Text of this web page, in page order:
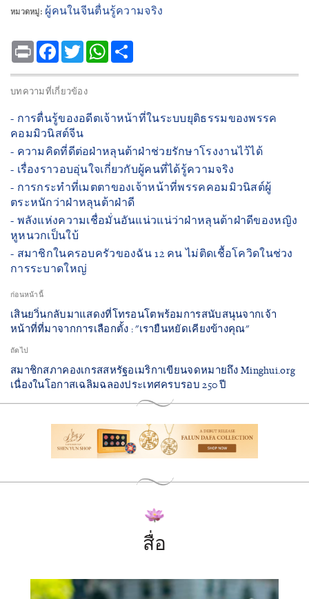
หมวดหมู่: ผู้คนในจีนตื่นรู้ความจริง
Print Facebook
TwitterWhatsApp
บทความที่เกี่ยวข้อง
- การตื่นรู้ของอดีตเจ้าหน้าที่ในระบบยุติธรรมของพรรค
คอมมิวนิสต์จีน
- ความคิดที่ดีต่อฝ่าหลุนต้าฝ่าช่วยรักษาโรงงานไว้ได้
- เรื่องราวอบอุ่นใจเกี่ยวกับผู้คนที่ได้รู้ความจริง
- การกระทําที่เมตตาของเจ้าหน้าที่พรรคคอมมิวนิสต์ผู้
ตระหนักว่าฝ่าหลุนต้าฝ่าดี
- พลังแห่งความเชื่อมั่นอันแน่วแน่ว่าฝ่าหลุนต้าฝ่าดีของหญิง
หูหนวกเป็นใบ้
- สมาชิกในครอบครัวของฉัน 12 คน ไม่ติดเชื้อโควิดในช่วง
การระบาดใหญ่
ก่อนหน้านี้
เสินยวิ่นกลับมาแสดงที่โทรอนโตพร้อมการสนับสนุนจากเจ้า
หน้าที่ที่มาจากการเลือกตั้ง : "เรายืนหยัดเคียงข้างคุณ"
ถัดไป
สมาชิกสภาคองเกรสสหรัฐอเมริกาเขียนจดหมายถึง Minghui.org
เนื่องในโอกาสเฉลิมฉลองประเทศครบรอบ 250 ปี
สื่อ